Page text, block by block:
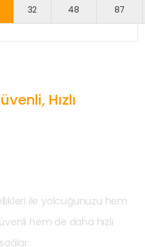
32 48 87
Hızlı
ile yolcuğunuzu hem
hem de daha hızlı